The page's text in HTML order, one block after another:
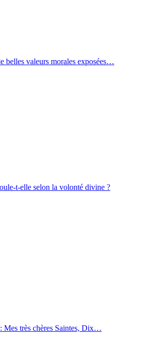
belles valeurs morales exposées…
t-elle selon la volonté divine ?
Mes très chères Saintes, Dix…